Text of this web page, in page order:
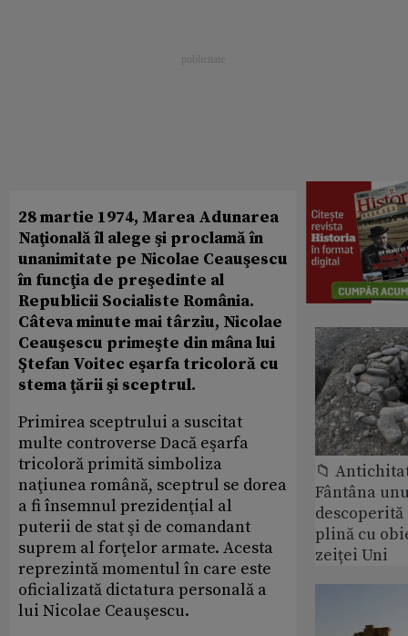
28 martie 1974, Marea Adunarea
Naţională îl alege şi proclamă în
unanimitate pe Nicolae Ceauşescu
în funcţia de preşedinte al
Republicii Socialiste România.
Câteva minute mai târziu, Nicolae
Ceauşescu primeşte din mâna lui
Ştefan Voitec eşarfa tricoloră cu
stema ţării şi sceptrul.
Primirea sceptrului a suscitat
multe controverse Dacă eşarfa
tricoloră primită simboliza
naţiunea română, sceptrul se dorea
a fi însemnul prezidenţial al
puterii de stat şi de comandant
suprem al forţelor armate. Acesta
reprezintă momentul în care este
oficializată dictatura personală a
lui Nicolae Ceauşescu.
📁
Fântâna
plină cu
zeiței Uni